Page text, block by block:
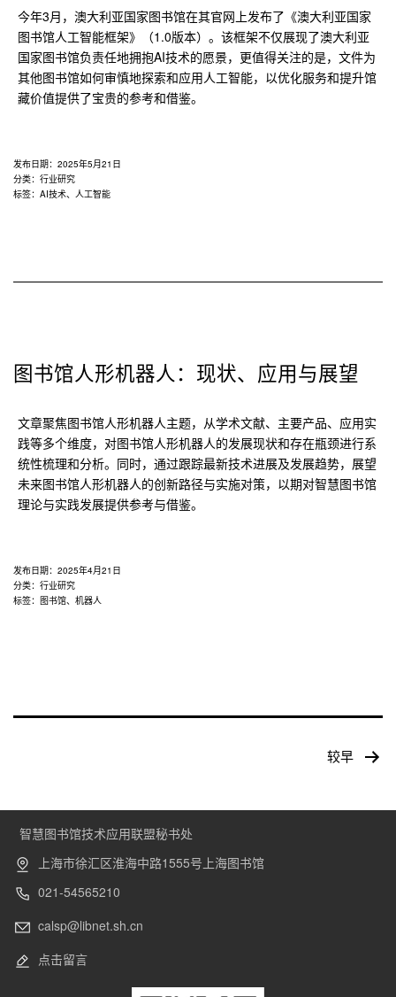
今年3月，澳大利亚国家图书馆在其官网上发布了《澳大利亚国家
图书馆人工智能框架》（1.0版本）。该框架不仅展现了澳大利亚
国家图书馆负责任地拥抱AI技术的愿景，更值得关注的是，文件为
其他图书馆如何审慎地探索和应用人工智能，以优化服务和提升馆
藏价值提供了宝贵的参考和借鉴。
发布日期： 2025年5月21日
分类： 行业研究
标签： AI技术、 人工智能
图书馆人形机器人：现状、应用与展望
文章聚焦图书馆人形机器人主题，从学术文献、主要产品、应用实
践等多个维度，对图书馆人形机器人的发展现状和存在瓶颈进行系
统性梳理和分析。同时，通过跟踪最新技术进展及发展趋势，展望
未来图书馆人形机器人的创新路径与实施对策，以期对智慧图书馆
理论与实践发展提供参考与借鉴。
发布日期： 2025年4月21日
分类： 行业研究
标签： 图书馆、 机器人
航
较早
智慧图书馆技术应用联盟秘书处
上海市徐汇区淮海中路1555号上海图书馆
021-54565210
calsp@libnet.sh.cn
点击留言